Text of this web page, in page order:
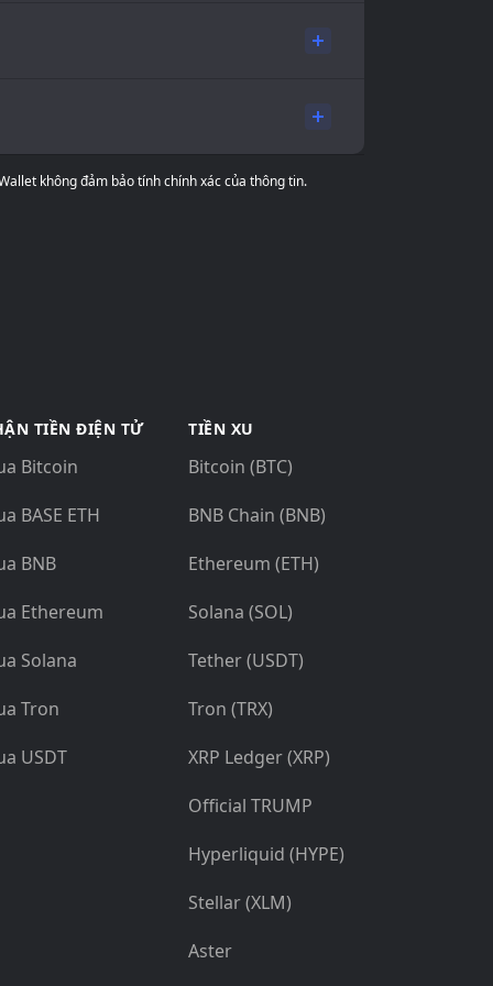
không đảm bảo tính chính xác của thông tin.
TIỀN ĐIỆN TỬ
Bitcoin
BASE ETH
BNB
Ethereum
Solana
Tron
USDT
TIỀN XU
Bitcoin (BTC)
BNB Chain (BNB)
Ethereum (ETH)
Solana (SOL)
Tether (USDT)
Tron (TRX)
XRP Ledger (XRP)
Official TRUMP
Hyperliquid (HYPE)
Stellar (XLM)
Aster